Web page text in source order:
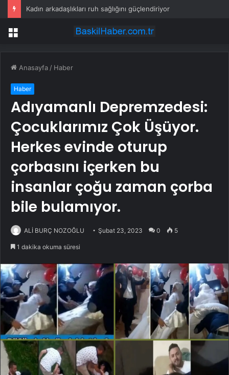
Kadın arkadaşlıkları ruh sağlığını güçlendiriyor
Menü
Anasayfa / Haber
Haber
Adıyamanlı Depremzedesi:
Çocuklarımız Çok Üşüyor.
Herkes evinde oturup
çorbasını içerken bu
insanlar çoğu zaman çorba
bile bulamıyor.
ALİ BURÇ NOZOĞLU Şubat 23, 2023 0 5
1 dakika okuma süresi